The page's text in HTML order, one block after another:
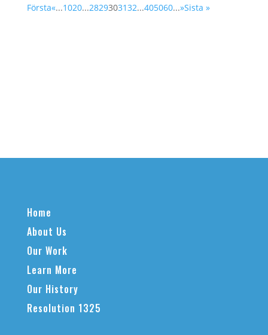
Första«...1020...2829303132...405060...»Sista »
Home
About Us
Our Work
Learn More
Our History
Resolution 1325